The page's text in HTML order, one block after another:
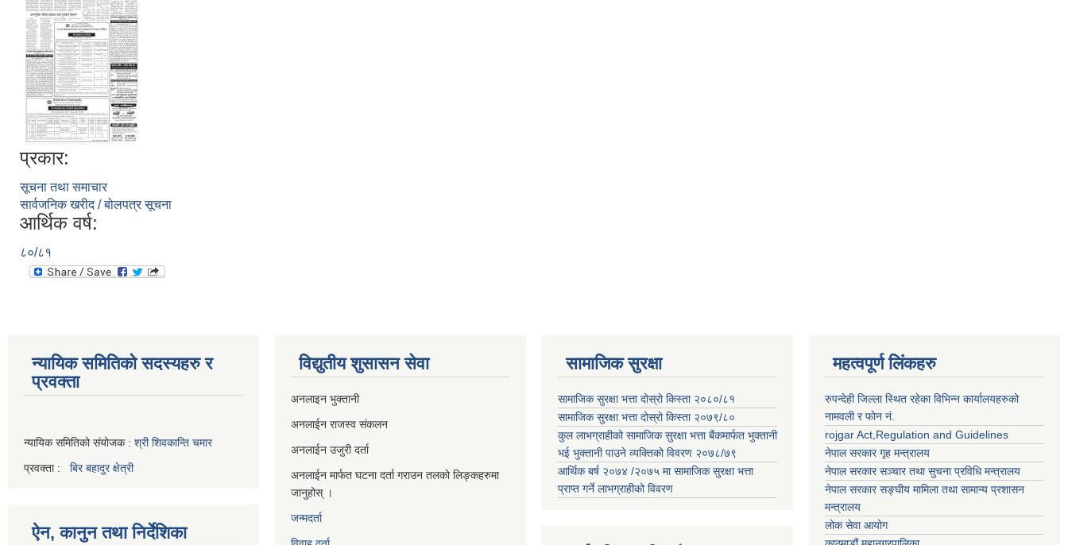
प्रकार:
सूचना तथा समाचार
सार्वजनिक खरीद / बोलपत्र सूचना
आर्थिक वर्ष:
८०/८१
न्यायिक समितिको सदस्यहरु र
प्रवक्ता
न्यायिक समितिको संयोजक : श्री शिवकान्ति चमार
प्रवक्ता : बिर बहादुर क्षेत्री
ऐन, कानुन तथा निर्देशिका
विद्युतीय शुसासन सेवा
अनलाइन भुक्तानी
अनलाईन राजस्व संकलन
अनलाईन उजुरी दर्ता
अनलाईन मार्फत घटना दर्ता गराउन तलको लिङ्कहरुमा
जानुहोस् ।
जन्मदर्ता
सामाजिक सुरक्षा
सामाजिक सुरक्षा भत्ता दोस्रो किस्ता २०८०/८१
सामाजिक सुरक्षा भत्ता दोस्रो किस्ता २०७९/८०
कुल लाभग्राहीको सामाजिक सुरक्षा भत्ता बैंकमार्फत भुक्तानी
भई भुक्तानी पाउने व्यक्तिको विवरण २०७८/७९
आर्थिक बर्ष २०७४ /२०७५ मा सामाजिक सुरक्षा भत्ता
प्राप्त गर्ने लाभग्राहीको विवरण
महत्वपूर्ण लिंकहरु
रुपन्देही जिल्ला स्थित रहेका विभिन्न कार्यालयहरुको
नामवली र फाेन न‌ं.
rojgar Act,Regulation and Guidelines
नेपाल सरकार गृह मन्त्रालय
नेपाल सरकार सञ्चार तथा सुचना प्रविधि मन्त्रालय
नेपाल सरकार सङ्घीय मामिला तथा सामान्य प्रशासन
मन्त्रालय
लोक सेवा आयोग